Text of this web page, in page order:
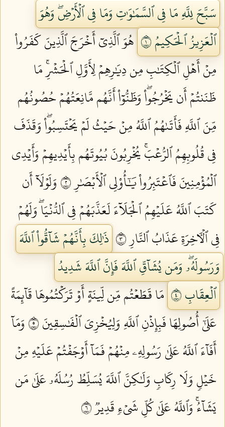
سَبَّحَ لِلَّهِ مَا فِي ٱلسَّمَٰوَٰتِ وَمَا فِي ٱلۡأَرۡضِۖ وَهُوَ
ٱلۡعَزِيزُ ٱلۡحَكِيمُ ١
هُوَ ٱلَّذِيٓ أَخۡرَجَ ٱلَّذِينَ كَفَرُواْ
مِنۡ أَهۡلِ ٱلۡكِتَٰبِ مِن دِيَٰرِهِمۡ لِأَوَّلِ ٱلۡحَشۡرِۚ مَا
ظَنَنتُمۡ أَن يَخۡرُجُواْۖ وَظَنُّوٓاْ أَنَّهُم مَّانِعَتُهُمۡ حُصُونُهُم
مِّنَ ٱللَّهِ فَأَتَىٰهُمُ ٱللَّهُ مِنۡ حَيۡثُ لَمۡ يَحۡتَسِبُواْۖ وَقَذَفَ
فِي قُلُوبِهِمُ ٱلرُّعۡبَۚ يُخۡرِبُونَ بُيُوتَهُم بِأَيۡدِيهِمۡ وَأَيۡدِي
ٱلۡمُؤۡمِنِينَ فَٱعۡتَبِرُواْ يَٰٓأُوْلِي ٱلۡأَبۡصَٰرِ ٢
وَلَوۡلَآ أَن
كَتَبَ ٱللَّهُ عَلَيۡهِمُ ٱلۡجَلَآءَ لَعَذَّبَهُمۡ فِي ٱلدُّنۡيَاۖ وَلَهُمۡ
فِي ٱلۡأٓخِرَةِ عَذَابُ ٱلنَّارِ ٣
ذَٰلِكَ بِأَنَّهُمۡ شَآقُّواْ ٱللَّهَ
وَرَسُولَهُۥۖ وَمَن يُشَآقِّ ٱللَّهَ فَإِنَّ ٱللَّهَ شَدِيدُ
ٱلۡعِقَابِ ٤
مَا قَطَعۡتُم مِّن لِّينَةٍ أَوۡ تَرَكۡتُمُوهَا قَآئِمَةً
عَلَىٰٓ أُصُولِهَا فَبِإِذۡنِ ٱللَّهِ وَلِيُخۡزِيَ ٱلۡفَٰسِقِينَ ٥
وَمَآ
أَفَآءَ ٱللَّهُ عَلَىٰ رَسُولِهِۦ مِنۡهُمۡ فَمَآ أَوۡجَفۡتُمۡ عَلَيۡهِ مِنۡ
خَيۡلٖ وَلَا رِكَابٖ وَلَٰكِنَّ ٱللَّهَ يُسَلِّطُ رُسُلَهُۥ عَلَىٰ مَن
يَشَآءُۚ وَٱللَّهُ عَلَىٰ كُلِّ شَيۡءٖ قَدِيرٞ ٦